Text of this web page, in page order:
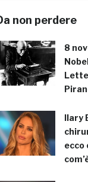
non perdere
8
Ilary
ecco